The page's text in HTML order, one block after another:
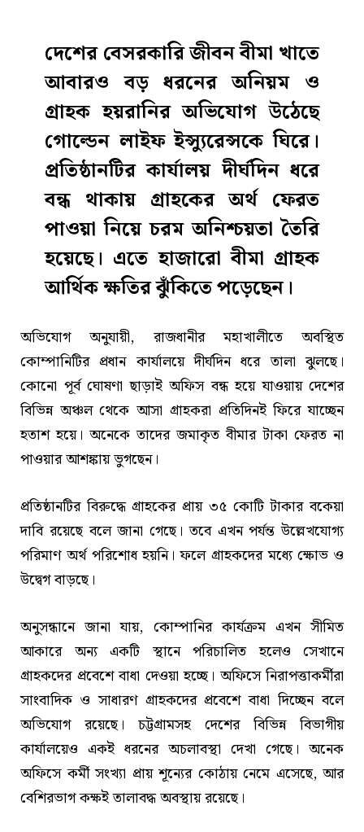
দেশের বেসরকারি জীবন বীমা খাতে
আবারও বড় ধরনের অনিয়ম ও
গ্রাহক হয়রানির অভিযোগ উঠেছে
গোল্ডেন লাইফ ইন্স্যুরেন্সকে ঘিরে।
প্রতিষ্ঠানটির কার্যালয় দীর্ঘদিন ধরে
বন্ধ থাকায় গ্রাহকের অর্থ ফেরত
পাওয়া নিয়ে চরম অনিশ্চয়তা তৈরি
হয়েছে। এতে হাজারো বীমা গ্রাহক
আর্থিক ক্ষতির ঝুঁকিতে পড়েছেন।
অভিযোগ অনুযায়ী, রাজধানীর মহাখালীতে অবস্থিত
কোম্পানিটির প্রধান কার্যালয়ে দীর্ঘদিন ধরে তালা ঝুলছে।
কোনো পূর্ব ঘোষণা ছাড়াই অফিস বন্ধ হয়ে যাওয়ায় দেশের
বিভিন্ন অঞ্চল থেকে আসা গ্রাহকরা প্রতিদিনই ফিরে যাচ্ছেন
হতাশ হয়ে। অনেকে তাদের জমাকৃত বীমার টাকা ফেরত না
পাওয়ার আশঙ্কায় ভুগছেন।
প্রতিষ্ঠানটির বিরুদ্ধে গ্রাহকের প্রায় ৩৫ কোটি টাকার বকেয়া
দাবি রয়েছে বলে জানা গেছে। তবে এখন পর্যন্ত উল্লেখযোগ্য
পরিমাণ অর্থ পরিশোধ হয়নি। ফলে গ্রাহকদের মধ্যে ক্ষোভ ও
উদ্বেগ বাড়ছে।
অনুসন্ধানে জানা যায়, কোম্পানির কার্যক্রম এখন সীমিত
আকারে অন্য একটি স্থানে পরিচালিত হলেও সেখানে
গ্রাহকদের প্রবেশে বাধা দেওয়া হচ্ছে। অফিসে নিরাপত্তাকর্মীরা
সাংবাদিক ও সাধারণ গ্রাহকদের প্রবেশে বাধা দিচ্ছেন বলে
অভিযোগ রয়েছে। চট্টগ্রামসহ দেশের বিভিন্ন বিভাগীয়
কার্যালয়েও একই ধরনের অচলাবস্থা দেখা গেছে। অনেক
অফিসে কর্মী সংখ্যা প্রায় শূন্যের কোঠায় নেমে এসেছে, আর
বেশিরভাগ কক্ষই তালাবদ্ধ অবস্থায় রয়েছে।